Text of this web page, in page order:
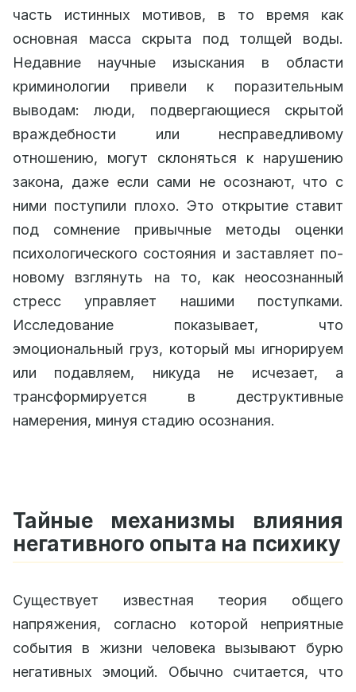
часть истинных мотивов, в то время как
основная масса скрыта под толщей воды.
Недавние научные изыскания в области
криминологии привели к поразительным
выводам: люди, подвергающиеся скрытой
враждебности или несправедливому
отношению, могут склоняться к нарушению
закона, даже если сами не осознают, что с
ними поступили плохо. Это открытие ставит
под сомнение привычные методы оценки
психологического состояния и заставляет по-
новому взглянуть на то, как неосознанный
стресс управляет нашими поступками.
Исследование показывает, что
эмоциональный груз, который мы игнорируем
или подавляем, никуда не исчезает, а
трансформируется в деструктивные
намерения, минуя стадию осознания.
Тайные механизмы влияния
негативного опыта на психику
Существует известная теория общего
напряжения, согласно которой неприятные
события в жизни человека вызывают бурю
негативных эмоций. Обычно считается, что